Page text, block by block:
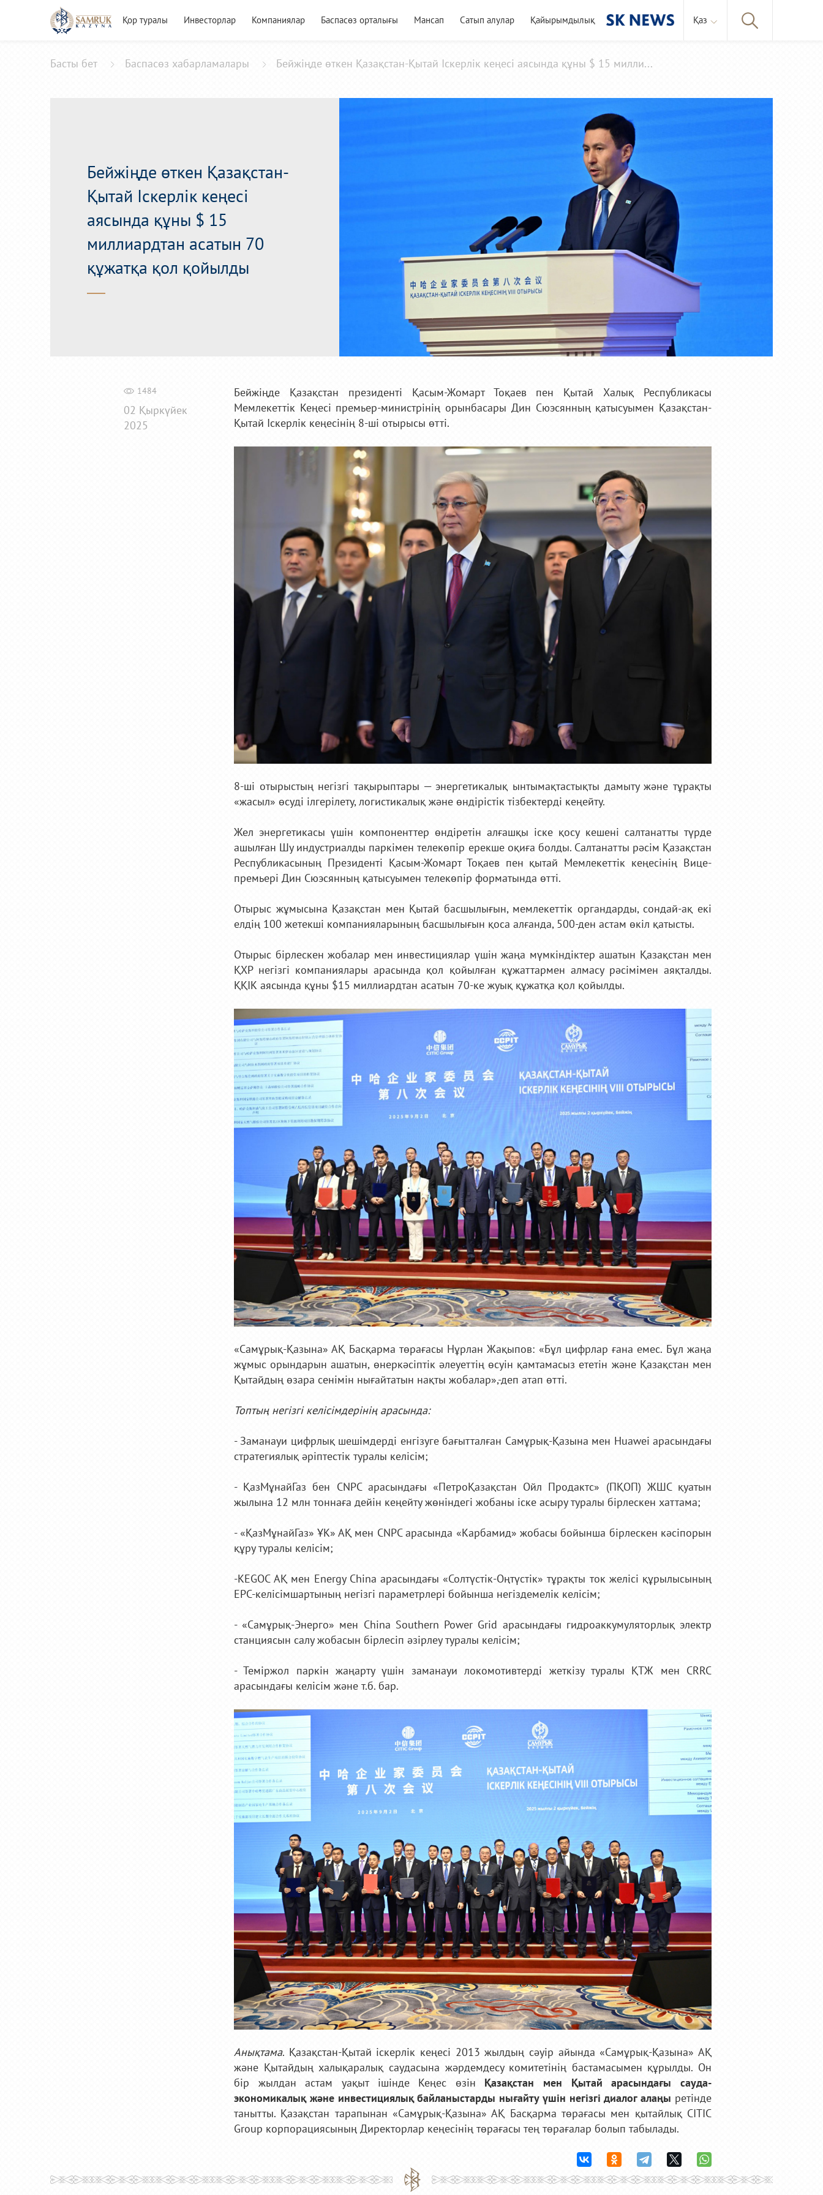
Қор туралы Инвесторлар Компаниялар Баспасөз орталығы Мансап Сатып алулар Қайырымдылық Қаз
Басты бет Баспасөз хабарламалары Бейжіңде өткен Қазақстан-Қытай Іскерлік кеңесі аясында құны $ 15 милли...
Бейжіңде өткен Қазақстан-
Қытай Іскерлік кеңесі
аясында құны $ 15
миллиардтан асатын 70
құжатқа қол қойылды
1484
02 Қыркүйек
2025
Бейжіңде Қазақстан президенті Қасым-Жомарт Тоқаев пен Қытай Халық Республикасы
Мемлекеттік Кеңесі премьер-министрінің орынбасары Дин Сюэсянның қатысуымен Қазақстан-
Қытай Іскерлік кеңесінің 8-ші отырысы өтті.
8-ші отырыстың негізгі тақырыптары ‒ энергетикалық ынтымақтастықты дамыту және тұрақты
«жасыл» өсуді ілгерілету, логистикалық және өндірістік тізбектерді кеңейту.
Жел энергетикасы үшін компоненттер өндіретін алғашқы іске қосу кешені салтанатты түрде
ашылған Шу индустриалды паркімен телекөпір ерекше оқиға болды. Салтанатты рәсім Қазақстан
Республикасының Президенті Қасым-Жомарт Тоқаев пен қытай Мемлекеттік кеңесінің Вице-
премьері Дин Сюэсянның қатысуымен телекөпір форматында өтті.
Отырыс жұмысына Қазақстан мен Қытай басшылығын, мемлекеттік органдарды, сондай-ақ екі
елдің 100 жетекші компанияларының басшылығын қоса алғанда, 500-ден астам өкіл қатысты.
Отырыс бірлескен жобалар мен инвестициялар үшін жаңа мүмкіндіктер ашатын Қазақстан мен
ҚХР негізгі компаниялары арасында қол қойылған құжаттармен алмасу рәсімімен аяқталды.
ҚҚІК аясында құны $15 миллиардтан асатын 70-ке жуық құжатқа қол қойылды.
«Самұрық-Қазына» АҚ Басқарма төрағасы Нұрлан Жақыпов: «Бұл цифрлар ғана емес. Бұл жаңа
жұмыс орындарын ашатын, өнеркәсіптік әлеуеттің өсуін қамтамасыз ететін және Қазақстан мен
Қытайдың өзара сенімін нығайтатын нақты жобалар»,-деп атап өтті.
Топтың негізгі келісімдерінің арасында:
- Заманауи цифрлық шешімдерді енгізуге бағытталған Самұрық-Қазына мен Huawei арасындағы
стратегиялық әріптестік туралы келісім;
- ҚазМұнайГаз бен CNPC арасындағы «ПетроҚазақстан Ойл Продактс» (ПҚОП) ЖШС қуатын
жылына 12 млн тоннаға дейін кеңейту жөніндегі жобаны іске асыру туралы бірлескен хаттама;
- «ҚазМұнайГаз» ҰК» АҚ мен CNPC арасында «Карбамид» жобасы бойынша бірлескен кәсіпорын
құру туралы келісім;
-KEGOC АҚ мен Energy China арасындағы «Солтүстік-Оңтүстік» тұрақты ток желісі құрылысының
EPC-келісімшартының негізгі параметрлері бойынша негіздемелік келісім;
- «Самұрық-Энерго» мен China Southern Power Grid арасындағы гидроаккумуляторлық электр
станциясын салу жобасын бірлесіп әзірлеу туралы келісім;
- Теміржол паркін жаңарту үшін заманауи локомотивтерді жеткізу туралы ҚТЖ мен CRRC
арасындағы келісім және т.б. бар.
Анықтама. Қазақстан-Қытай іскерлік кеңесі 2013 жылдың сәуір айында «Самұрық-Қазына» АҚ
және Қытайдың халықаралық саудасына жәрдемдесу комитетінің бастамасымен құрылды. Он
бір жылдан астам уақыт ішінде Кеңес өзін Қазақстан мен Қытай арасындағы сауда-
экономикалық және инвестициялық байланыстарды нығайту үшін негізгі диалог алаңы ретінде
танытты. Қазақстан тарапынан «Самұрық-Қазына» АҚ Басқарма төрағасы мен қытайлық CITIC
Group корпорациясының Директорлар кеңесінің төрағасы тең төрағалар болып табылады.